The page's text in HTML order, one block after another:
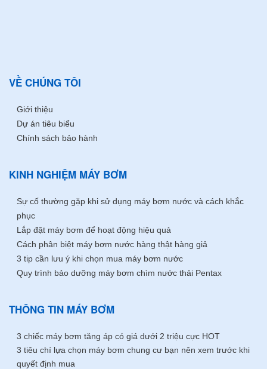
VỀ CHÚNG TÔI
Giới thiệu
Dự án tiêu biểu
Chính sách bảo hành
KINH NGHIỆM MÁY BƠM
Sự cố thường gặp khi sử dụng máy bơm nước và cách khắc
phục
Lắp đặt máy bơm để hoạt động hiệu quả
Cách phân biệt máy bơm nước hàng thật hàng giả
3 tip cần lưu ý khi chọn mua máy bơm nước
Quy trình bảo dưỡng máy bơm chìm nước thải Pentax
THÔNG TIN MÁY BƠM
3 chiếc máy bơm tăng áp có giá dưới 2 triệu cực HOT
3 tiêu chí lựa chọn máy bơm chung cư bạn nên xem trước khi
quyết định mua